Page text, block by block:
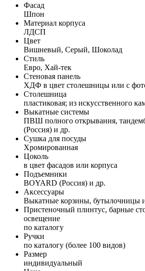
Фасад
Шпон
Материал корпуса
ЛДСП
Цвет
Вишневый, Серый, Шоколад
Стиль
Евро, Хай-тек
Стеновая панель
ХДФ в цвет столешницы или с
Столешница
пластиковая; из искусственного
Выкатные системы
ПВШ полного открывания,
(Россия) и др.
Сушка для посуды
Хромированная
Цоколь
в цвет фасадов или корпуса
Подъемники
BOYARD (Россия) и др.
Аксессуары
Выкатные корзины, бутылочницы
Пристеночный плинтус, барные
освещение
по каталогу
Ручки
по каталогу (более 100 видов)
Размер
индивидуальный